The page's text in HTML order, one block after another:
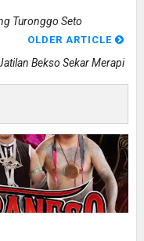
Turonggo Seto
OLDER ARTICLE
Bekso Sekar Merapi